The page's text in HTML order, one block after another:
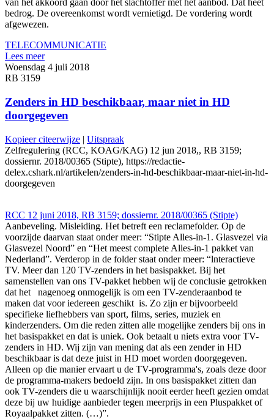
van het akkoord gaan door het slachtoffer met het aanbod. Dat heet
bedrog. De overeenkomst wordt vernietigd. De vordering wordt
afgewezen.
TELECOMMUNICATIE
Lees meer
Woensdag 4 juli 2018
RB 3159
Zenders in HD beschikbaar, maar niet in HD
doorgegeven
Kopieer citeerwijze | Uitspraak
Zelfregulering (RCC, KOAG/KAG) 12 jun 2018,, RB 3159;
dossiernr. 2018/00365 (Stipte), https://redactie-
delex.cshark.nl/artikelen/zenders-in-hd-beschikbaar-maar-niet-in-hd-
doorgegeven
RCC 12 juni 2018, RB 3159; dossiernr. 2018/00365 (Stipte)
Aanbeveling. Misleiding. Het betreft een reclamefolder. Op de
voorzijde daarvan staat onder meer: “Stipte Alles-in-1. Glasvezel via
Glasvezel Noord” en “Het meest complete Alles-in-1 pakket van
Nederland”. Verderop in de folder staat onder meer: “lnteractieve
TV. Meer dan 120 TV-zenders in het basispakket. Bij het
samenstellen van ons TV-pakket hebben wij de conclusie getrokken
dat het nagenoeg onmogelijk is om een TV-zenderaanbod te
maken dat voor iedereen geschikt is. Zo zijn er bijvoorbeeld
specifieke liefhebbers van sport, films, series, muziek en
kinderzenders. Om die reden zitten alle mogelijke zenders bij ons in
het basispakket en dat is uniek. Ook betaalt u niets extra voor TV-
zenders in HD. Wij zijn van mening dat als een zender in HD
beschikbaar is dat deze juist in HD moet worden doorgegeven.
Alleen op die manier ervaart u de TV-programma's, zoals deze door
de programma-makers bedoeld zijn. In ons basispakket zitten dan
ook TV-zenders die u waarschijnlijk nooit eerder heeft gezien omdat
deze bij uw huidige aanbieder tegen meerprijs in een Pluspakket of
Royaalpakket zitten. (…)”.